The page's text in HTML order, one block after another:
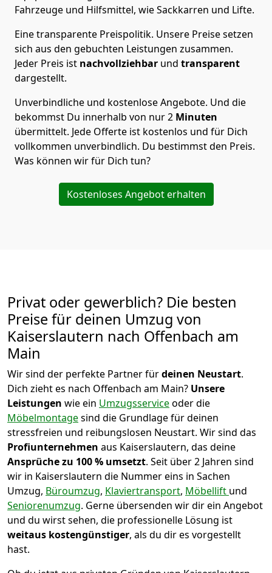
Fahrzeuge und Hilfsmittel, wie Sackkarren und Lifte.
Eine transparente Preispolitik. Unsere Preise setzen
sich aus den gebuchten Leistungen zusammen.
Jeder Preis ist nachvollziehbar und transparent
dargestellt.
Unverbindliche und kostenlose Angebote. Und die
bekommst Du innerhalb von nur2 Minuten
übermittelt. Jede Offerte ist kostenlos und für Dich
vollkommen unverbindlich. Du bestimmst den Preis.
Was können wir für Dich tun?
Kostenloses Angebot erhalten
Privat oder gewerblich? Die besten
Preise für deinen Umzug von
Kaiserslautern nach Offenbach am
Main
Wir sind der perfekte Partner fürdeinen Neustart.
Dich zieht es nach Offenbach am Main? Unsere
Leistungen wie ein Umzugsserviceoder die
Möbelmontagesind die Grundlage für deinen
stressfreien und reibungslosen Neustart. Wir sind das
Profiunternehmen aus Kaiserslautern, das deine
Ansprüche zu 100 % umsetzt. Seit über 2 Jahren sind
wir in Kaiserslautern die Nummer eins in Sachen
Umzug, Büroumzug, Klaviertransport, Möbellift und
Seniorenumzug. Gerne übersenden wir dir ein Angebot
und du wirst sehen, die professionelle Lösung ist
weitaus kostengünstiger, als du dir es vorgestellt
hast.